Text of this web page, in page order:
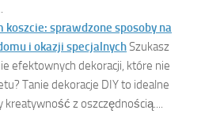
koszcie: sprawdzone sposoby na
i okazji specjalnychSzukasz
efektownych dekoracji, które nie
Tanie dekoracje DIY to idealne
kreatywność z oszczędnością....